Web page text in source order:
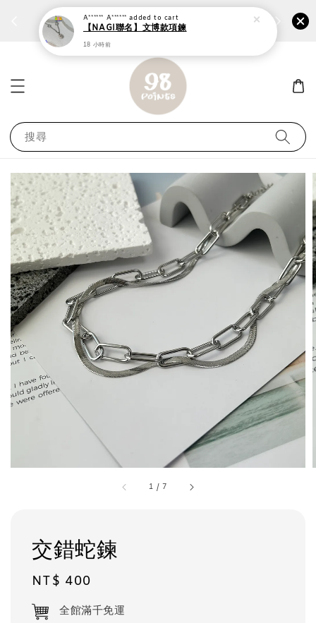
個性鋼戒任兩件1300⚡ 前往選購 ›› 加
搜尋
1 /7
交錯蛇鍊
Regular
price
NT$ 400
全館滿千免運
A****** A****** added to cart
【NAGI聯名】文博款項鍊
18 小時前